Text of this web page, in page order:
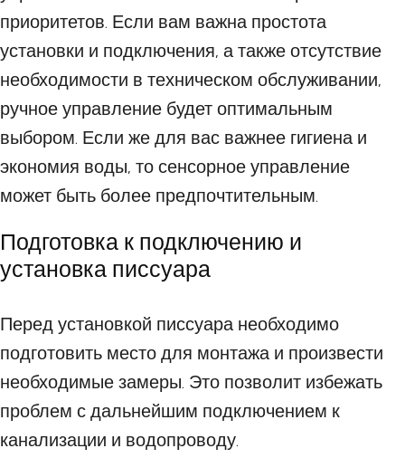
приоритетов. Если вам важна простота
установки и подключения, а также отсутствие
необходимости в техническом обслуживании,
ручное управление будет оптимальным
выбором. Если же для вас важнее гигиена и
экономия воды, то сенсорное управление
может быть более предпочтительным.
Подготовка к подключению и
установка писсуара
Перед установкой писсуара необходимо
подготовить место для монтажа и произвести
необходимые замеры. Это позволит избежать
проблем с дальнейшим подключением к
канализации и водопроводу.